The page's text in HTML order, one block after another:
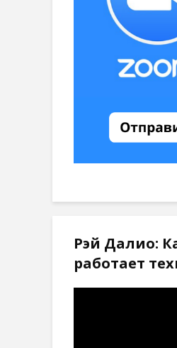
Рэй Далио:
работает